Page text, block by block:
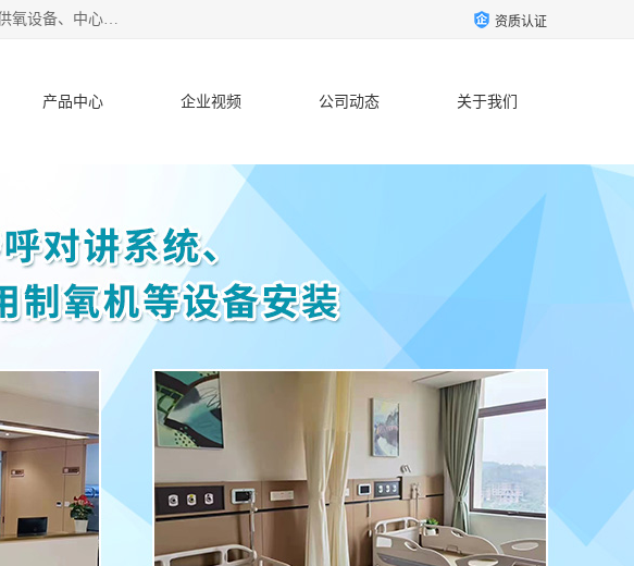
苏信智能科技（苏州）有限公司致力于为各种规模的医院提供医用集中供氧、护理院中心供氧设备带、医用中心供氧设备、中心供氧系统安装、医院中心供氧系统报价等“一条龙”服务。 资质认证
产品中心 企业视频 公司动态 关于我们